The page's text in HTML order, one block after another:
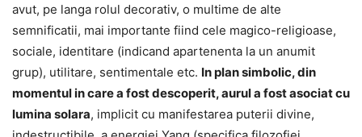
avut, pe langa rolul decorativ, o multime de alte
semnificatii, mai importante fiind cele magico-religioase,
sociale, identitare (indicand apartenenta la un anumit
grup), utilitare, sentimentale etc. In plan simbolic, din
momentul in care a fost descoperit, aurul a fost asociat cu
lumina solara, implicit cu manifestarea puterii divine,